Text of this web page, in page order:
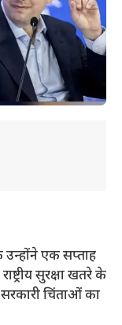
उन्होंने एक सप्ताह
सुरक्षा खतरे के
चिंताओं का